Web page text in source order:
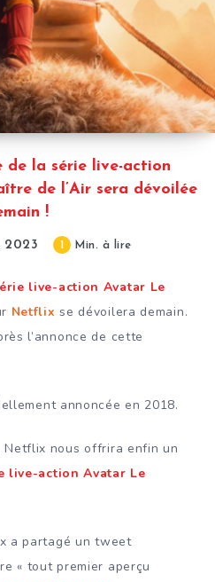
de la série live-action
de l’Air sera dévoilée
!
2023 1 Min. à lire
live-action Avatar Le
Netflix se dévoilera demain.
l’annonce de cette
annoncée en 2018.
nous offrira enfin un
live-action Avatar Le
a partagé un tweet
« tout premier aperçu